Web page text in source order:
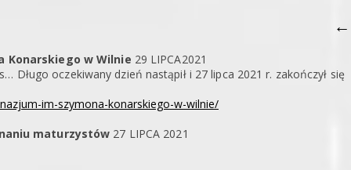
←
Konarskiego w Wilnie 29 LIPCA2021
Długo oczekiwany dzień nastąpił i 27 lipca 2021 r. zakończył się
im-szymona-konarskiego-w-wilnie/
maturzystów 27 LIPCA 2021